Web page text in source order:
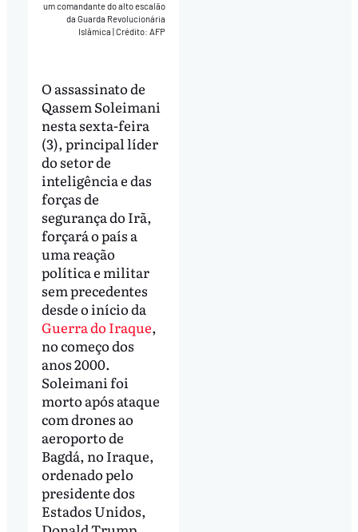
um comandante do alto escalão
da Guarda Revolucionária
Islâmica Crédito: AFP
O assassinato de
Qassem Soleimani
nesta sexta-feira
(3), principal líder
do setor de
inteligência e das
forças de
segurança do Irã,
forçará o país a
uma reação
política e militar
sem precedentes
desde o início da
Guerra do Iraque,
no começo dos
anos 2000.
Soleimani foi
morto após ataque
com drones ao
aeroporto de
Bagdá, no Iraque,
ordenado pelo
presidente dos
Estados Unidos,